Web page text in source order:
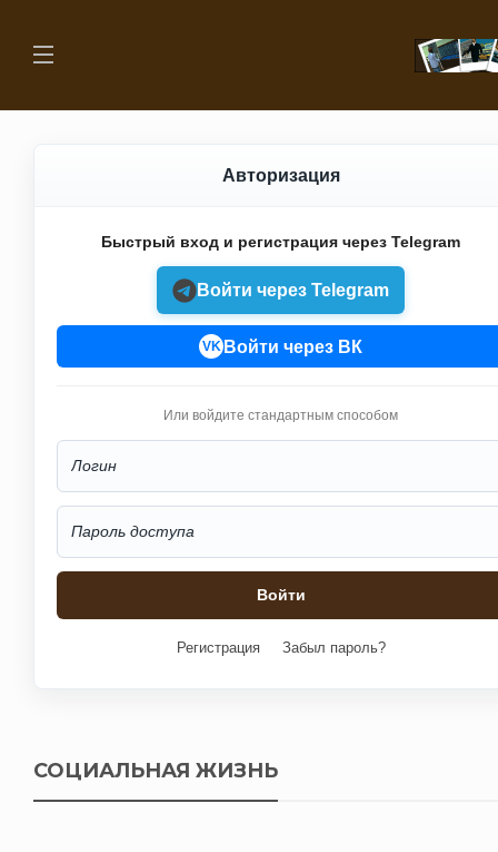
Авторизация
Быстрый вход и регистрация через Telegram
Войти через Telegram
VK Войти через ВК
Или войдите стандартным способом
Регистрация Забыл пароль?
СОЦИАЛЬНАЯ ЖИЗНЬ